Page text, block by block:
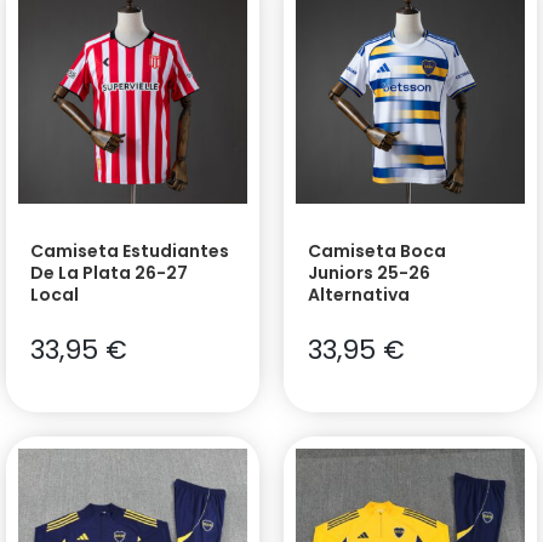
Camiseta Estudiantes
De La Plata 26-27
Local
33,95 €
Camiseta Boca
Juniors 25-26
Alternativa
33,95 €